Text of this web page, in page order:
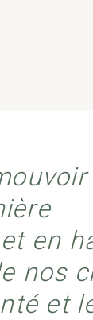
en
nos
et